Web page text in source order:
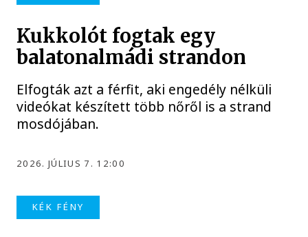
Kukkolót fogtak egy
balatonalmádi strandon
Elfogták azt a férfit, aki engedély nélküli
videókat készített több nőről is a strand
mosdójában.
2026. JÚLIUS 7. 12:00
KÉK FÉNY